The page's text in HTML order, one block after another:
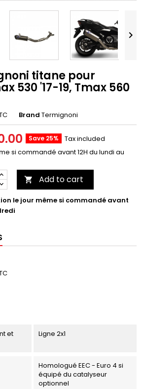

titane pour
530 '17-19, Tmax 560
Brand Termignoni
Save 25%
Tax included
si commandé avant 12H du lundi au
 Add to cart
le jour même si commandé avant
et
Ligne 2x1
Homologué EEC - Euro 4 si
équipé du catalyseur
optionnel